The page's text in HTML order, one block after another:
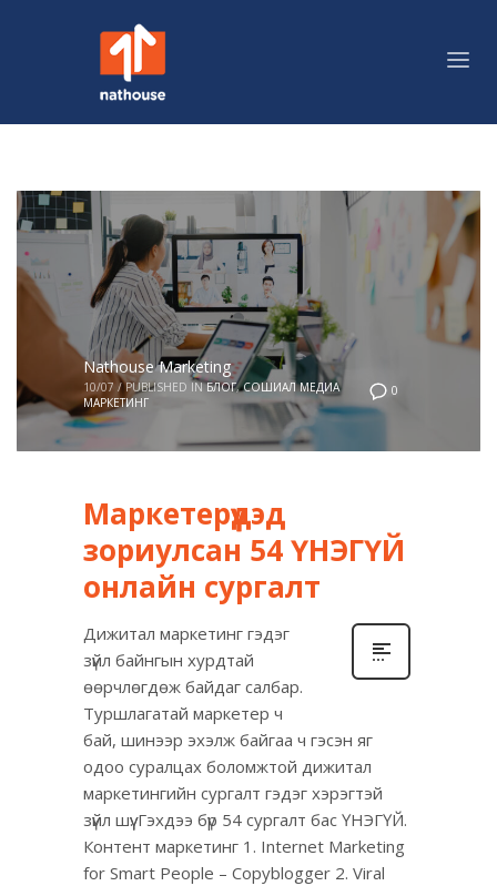
0
Nathouse Marketing
10/07 / PUBLISHED IN БЛОГ,СОШИАЛ МЕДИА
МАРКЕТИНГ
Маркетерүүдэд
зориулсан 54 ҮНЭГҮЙ
онлайн сургалт
Дижитал маркетинг гэдэг
зүйл байнгын хурдтай
өөрчлөгдөж байдаг салбар.
Туршлагатай маркетер ч
бай, шинээр эхэлж байгаа ч гэсэн яг
одоо суралцах боломжтой дижитал
маркетингийн сургалт гэдэг хэрэгтэй
зүйл шүү. Гэхдээ бүр 54 сургалт бас ҮНЭГҮЙ.
Контент маркетинг 1. Internet Marketing
for Smart People – Copyblogger 2. Viral